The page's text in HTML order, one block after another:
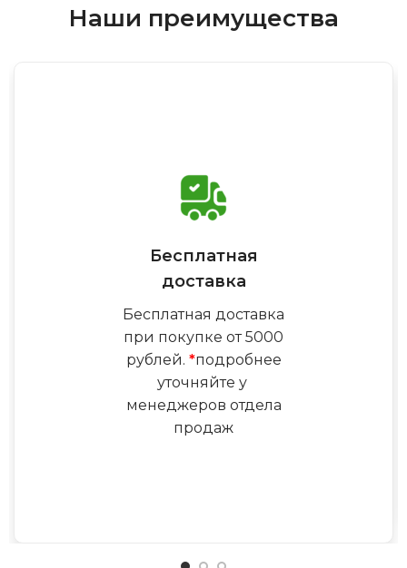
Наши преимущества
Бесплатная
доставка
Бесплатная доставка
при покупке от 5000
рублей. *подробнее
уточняйте у
менеджеров отдела
продаж